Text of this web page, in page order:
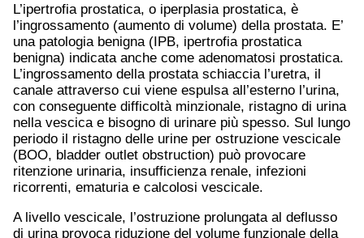
L’ipertrofia prostatica, o iperplasia prostatica, è
l’ingrossamento (aumento di volume) della prostata. E’
una patologia benigna (IPB, ipertrofia prostatica
benigna) indicata anche come adenomatosi prostatica.
L’ingrossamento della prostata schiaccia l’uretra, il
canale attraverso cui viene espulsa all’esterno l’urina,
con conseguente difficoltà minzionale, ristagno di urina
nella vescica e bisogno di urinare più spesso. Sul lungo
periodo il ristagno delle urine per ostruzione vescicale
(BOO, bladder outlet obstruction) può provocare
ritenzione urinaria, insufficienza renale, infezioni
ricorrenti, ematuria e calcolosi vescicale.
A livello vescicale, l’ostruzione prolungata al deflusso
di urina provoca riduzione del volume funzionale della